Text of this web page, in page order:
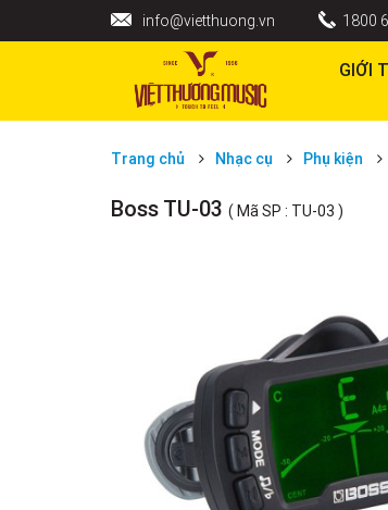
info@vietthuong.vn 1800
GIỚI
Trang chủ Nhạc cụ Phụ kiện
Boss TU-03 ( Mã SP : TU-03 )